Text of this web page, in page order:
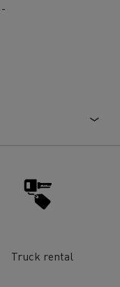
-
Truck rental